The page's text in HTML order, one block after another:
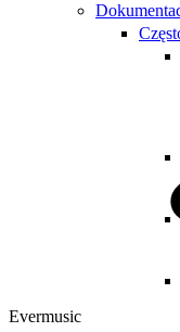
Evermusic